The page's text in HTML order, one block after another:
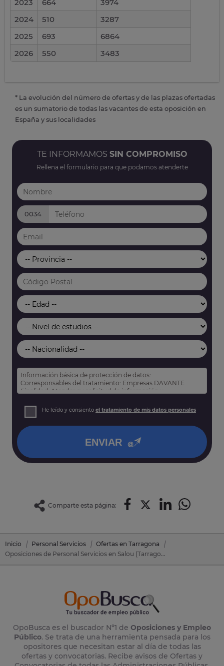
2023 664
3974
2024
510
3287
2025
693
6864
2026
550 3483
* La evolución del número de ofertas y de las plazas ofertadas
es un sumatorio de todas las vacantes de esta oposición en
España y sus localidades
TE INFORMAMOS SIN COMPROMISO
Rellena el formulario para que podamos atenderte
0034
Información básica de protección de datos:
Corresponsables del tratamiento: Empresas DAVANTE
Finalidad: Atender su solicitud de información y
Derechos: Puede acceder, rectificar y suprimir sus datos,
así como otros derechos tal y como se explica en nuestra
He leído y consiento el tratamiento de mis datos personales
ENVIAR
Comparte esta página:
Inicio Personal Servicios
Ofertas en Tarragona
Oposiciones de Personal Servicios en Salou (Tarragona)
OpoBusca es el buscador Nº1 de Oposiciones y Empleo
Público. Se trata de una herramienta pensada para los
opositores que necesitan estar al día de todas las
ofertas y convocatorias. Recibe avisos de Ofertas y